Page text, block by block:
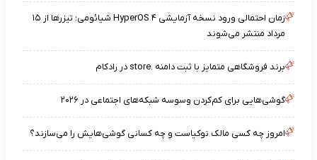
زمان احتمالی ورود نسخه آزمایشی HyperOS ۴ شیائومی؛ تیزرها از ۱۵
مرداد منتشر می‌شوند
برند فروشگاهی متمایز با ثبت دامنه .store در رادکام
گوشی‌هایی برای کم‌کردن وسوسه شبکه‌های اجتماعی در ۲۰۲۶
امروز چه کسی مالک نوکیاست و چه کسانی گوشی‌هایش را می‌سازند؟